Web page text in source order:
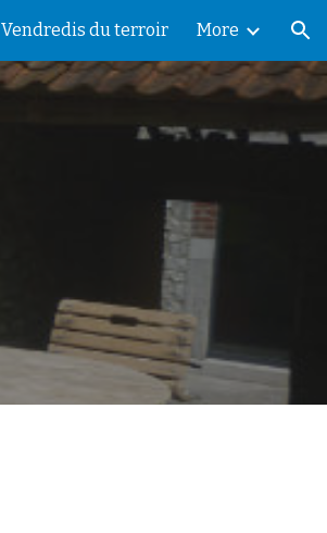
Vendredis du terroir More